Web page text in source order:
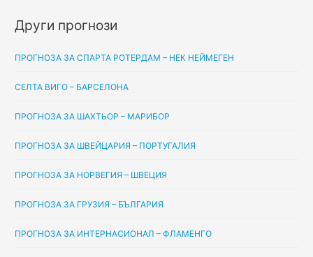
16.05.2020
публикациите
на
страници
Други прогнози
ПРОГНОЗА ЗА СПАРТА РОТЕРДАМ – НЕК НЕЙМЕГЕН
СЕЛТА ВИГО – БАРСЕЛОНА
ПРОГНОЗА ЗА ШАХТЬОР – МАРИБОР
ПРОГНОЗА ЗА ШВЕЙЦАРИЯ – ПОРТУГАЛИЯ
ПРОГНОЗА ЗА НОРВЕГИЯ – ШВЕЦИЯ
ПРОГНОЗА ЗА ГРУЗИЯ – БЪЛГАРИЯ
ПРОГНОЗА ЗА ИНТЕРНАСИОНАЛ – ФЛАМЕНГО